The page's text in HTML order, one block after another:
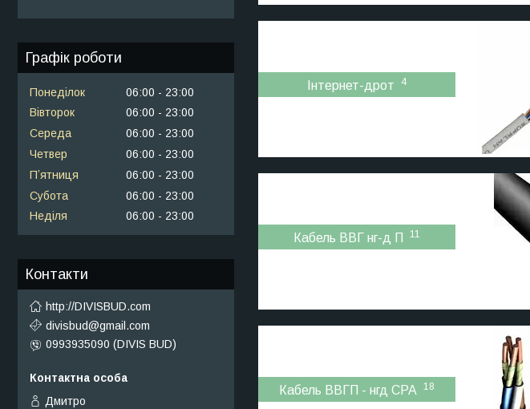
Інтернет-дрот 4
Кабель ВВГ нг-д П 11
Кабель ВВГП - нгд СРА 18
Графік роботи
Понеділок 06:00
23:00
Вівторок
06:00
23:00
Середа
06:00
23:00
Четвер
06:00
23:00
Пʼятниця
06:00
23:00
Субота
06:00
23:00
Неділя
06:00 23:00
Контакти
http://DIVISBUD.com
divisbud@gmail.com
0993935090 (DIVIS BUD)
Дмитро